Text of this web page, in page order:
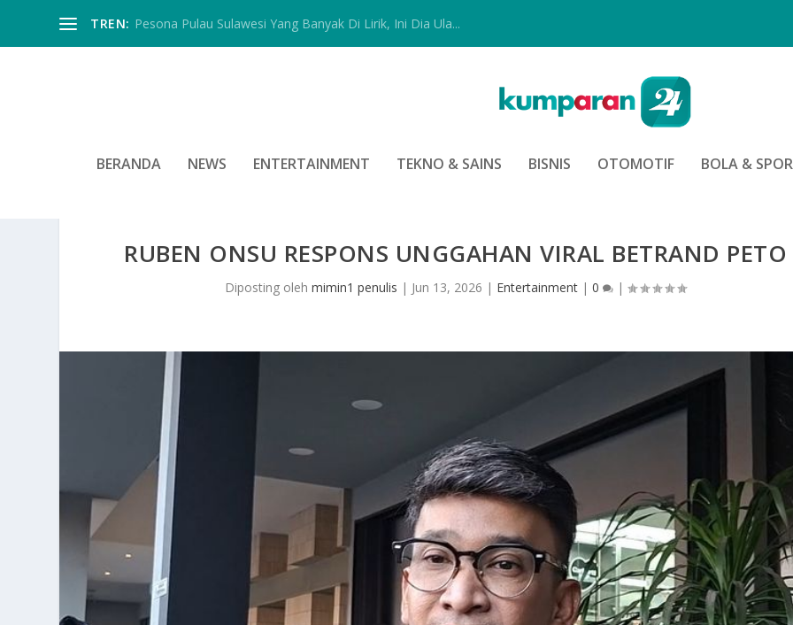
TREN: Pesona Pulau Sulawesi Yang Banyak Di Lirik, Ini Dia Ula...
BERANDA NEWS ENTERTAINMENT TEKNO & SAINS BISNIS OTOMOTIF BOLA &
RUBEN ONSU RESPONS UNGGAHAN VIRAL BETRAND PETO
Diposting olehmimin1 penulis | Jun 13, 2026 | Entertainment |0 |